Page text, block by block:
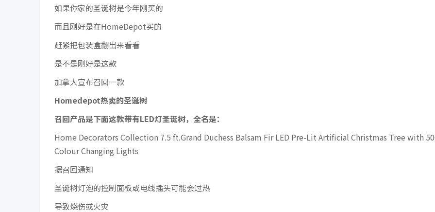
如果你家的圣诞树是今年刚买的
而且刚好是在HomeDepot买的
赶紧把包装盒翻出来看看
是不是刚好是这款
加拿大宣布召回一款
Homedepot热卖的圣诞树
召回产品是下面这款带有LED灯圣诞树，全名是：
Home Decorators Collection 7.5 ft.Grand Duchess Balsam Fir LED Pre-Lit Artificial Christmas Tree with
Colour Changing Lights
据召回通知
圣诞树灯泡的控制面板或电线插头可能会过热
导致烧伤或火灾